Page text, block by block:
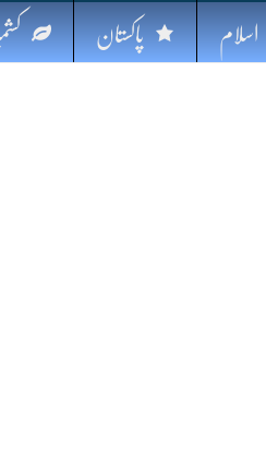
فکرِ اقبال اورامنِ عالم میں پاکستان کاکردار
جہاں ایک لہر دنیا بدل سکتی ہے
اسلام پاکستان